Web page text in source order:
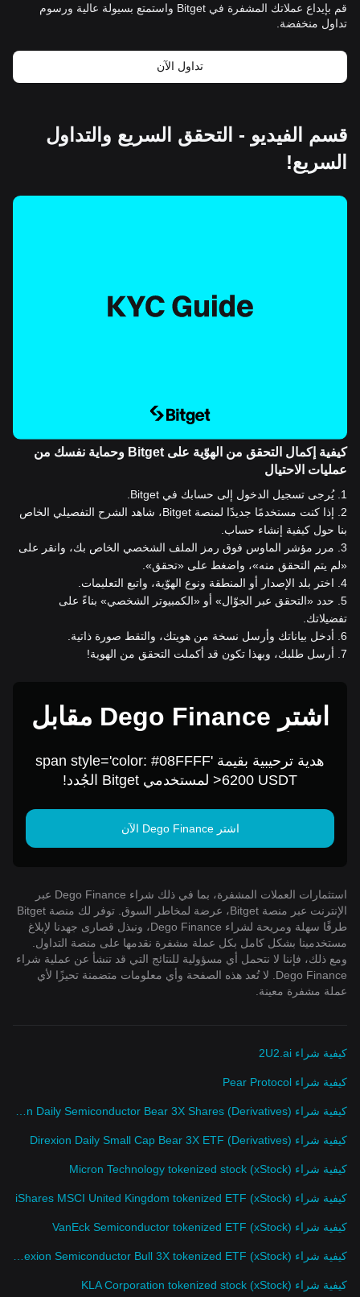
قم بإيداع عملاتك المشفرة في Bitget واستمتع بسيولة عالية ورسوم
تداول منخفضة.
تداول الآن
قسم الفيديو - التحقق السريع والتداول
السريع!
كيفية إكمال التحقق من الهوّية على Bitget وحماية نفسك من
عمليات الاحتيال
1
.يُرجى تسجيل الدخول إلى حسابك في Bitget.
2
إذا كنت مستخدمًا جديدًا لمنصة Bitget، شاهد الشرح التفصيلي الخاص
بنا حول كيفية إنشاء حساب.
3 مرر مؤشر الماوس فوق رمز الملف الشخصي الخاص بك، وانقر على
«لم يتم التحقق منه»، واضغط على «تحقق».
4 اختر بلد الإصدار أو المنطقة ونوع الهوّية، واتبع التعليمات.
5 حدد «التحقق عبر الجوّال» أو «الكمبيوتر الشخصي» بناءً على
تفضيلاتك.
6 أدخل بياناتك وأرسل نسخة من هويتك، والتقط صورة ذاتية.
7 أرسل طلبك، وبهذا تكون قد أكملت التحقق من الهوية!
اشترِ Dego Finance مقابل
هدية ترحيبية بقيمة span style='color: #08FFFF'
>6200 USDT لمستخدمي Bitget الجُدد!
اشتر Dego Finance الآن
استثمارات العملات المشفرة، بما في ذلك شراء Dego Finance عبر
الإنترنت عبر منصة Bitget، عرضة لمخاطر السوق. توفر لك منصة Bitget
طرقًا سهلة ومريحة لشراء Dego Finance، ونبذل قصارى جهدنا لإبلاغ
مستخدمينا بشكل كامل بكل عملة مشفرة نقدمها على منصة التداول.
ومع ذلك، فإننا لا نتحمل أي مسؤولية للنتائج التي قد تنشأ عن عملية شراء
Dego Finance. لا تُعد هذه الصفحة وأي معلومات متضمنة تحيزًا لأي
عملة مشفرة معينة.
كيفية شراء 2U2.ai
كيفية شراء Pear Protocol
كيفية شراء Direxion Daily Small Cap Bear 3X ETF (Derivatives)
كيفية شراء Micron Technology tokenized stock (xStock)
كيفية شراء iShares MSCI United Kingdom tokenized ETF (xStock)
كيفية شراء VanEck Semiconductor tokenized ETF (xStock)
كيفية شراء KLA Corporation tokenized stock (xStock)